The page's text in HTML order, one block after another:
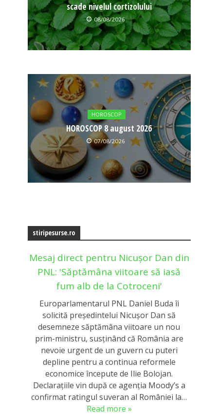
scade nivelul cortizolului
08/08/2026
HOROSCOP
HOROSCOP 8 august 2026
07/08/2026
stiripesurse.ro
Mesaj direct pentru Nicușor Dan din
PNL: 'Săptămâna viitoare să iasă
fum alb de la Cotroceni'
Europarlamentarul PNL Daniel Buda îi
solicită președintelui Nicușor Dan să
desemneze săptămâna viitoare un nou
prim-ministru, susținând că România are
nevoie urgent de un guvern cu puteri
depline pentru a continua reformele
economice începute de Ilie Bolojan.
Declarațiile vin după ce agenția Moody’s a
confirmat ratingul suveran al României la…
Read more »